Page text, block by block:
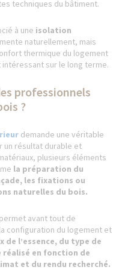
techniques du bâtiment.
à une isolation
naturellement, mais
thermique du logement
sur le long terme.
professionnels
?
demande une véritable
un résultat durable et
plusieurs éléments
la préparation du
les fixations ou
naturelles du bois.
avant tout de
configuration du logement et
de l’essence, du type de
en fonction de
et du rendu recherché.